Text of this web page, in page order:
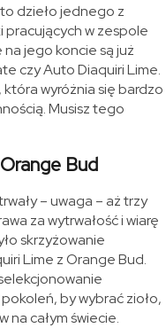
dzieło jednego z
w zespole
jego koncie są już
czy Auto Diaquiri Lime.
wyróżnia się bardzo
Musisz tego
Bud
– uwaga – aż trzy
za wytrwałość i wiarę
skrzyżowanie
Lime z Orange Bud.
by wybrać zioło,
całym świecie.